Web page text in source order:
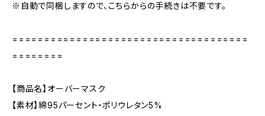
※自動で同梱しますので、こちらからの手続きは不要です。
=====================================
========
【商品名】オーバーマスク
【素材】綿95パーセント・ポリウレタン5%